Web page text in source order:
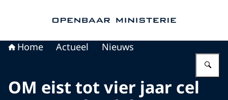
Home Actueel Nieuws
OM eist tot vier jaar cel